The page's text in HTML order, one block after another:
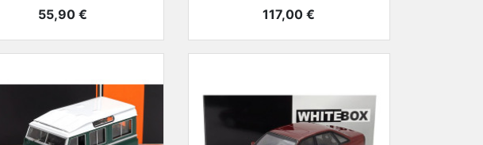
Prix
55,90 € Prix
117,00 €